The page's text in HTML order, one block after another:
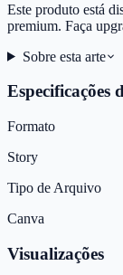
Este produto está
premium. Faça
Sobre esta arte
Especificações
Formato
Story
Tipo de Arquivo
Canva
Visualizações